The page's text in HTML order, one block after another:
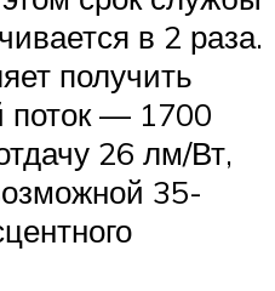
в 2 раза.
получить
поток — 1700
26 лм/Вт,
35-